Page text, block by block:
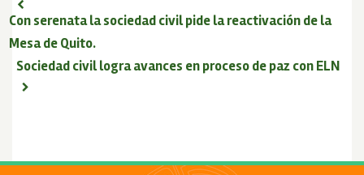
Con serenata la sociedad civil pide la reactivación de la
Mesa de Quito.
Sociedad civil logra avances en proceso de paz con ELN